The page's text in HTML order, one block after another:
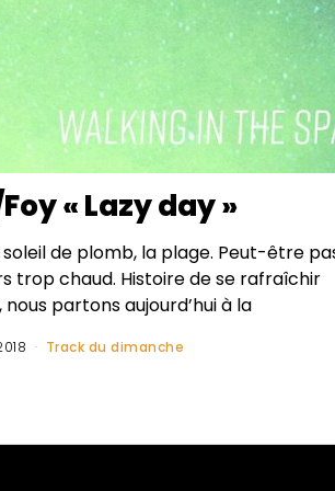
« Lazy day »
soleil de plomb, la plage. Peut-être
trop chaud. Histoire de se rafraîchir
nous partons aujourd’hui à la
Track du dimanche